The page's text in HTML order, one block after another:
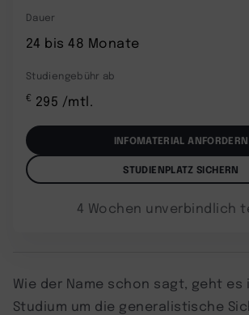
Dauer
24 bis 48 Monate
Studiengebühr ab
€ 295 /mtl.
INFOMATERIAL ANFORDERN
STUDIENPLATZ SICHERN
4 Wochen unverbindlich
Wie der Name schon sagt, geht es
Studium um die generalistische